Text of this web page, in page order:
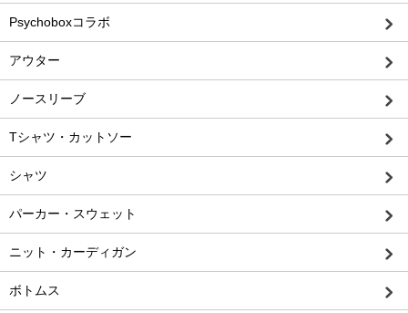
Psychoboxコラボ
アウター
ノースリーブ
Tシャツ・カットソー
シャツ
パーカー・スウェット
ニット・カーディガン
ボトムス